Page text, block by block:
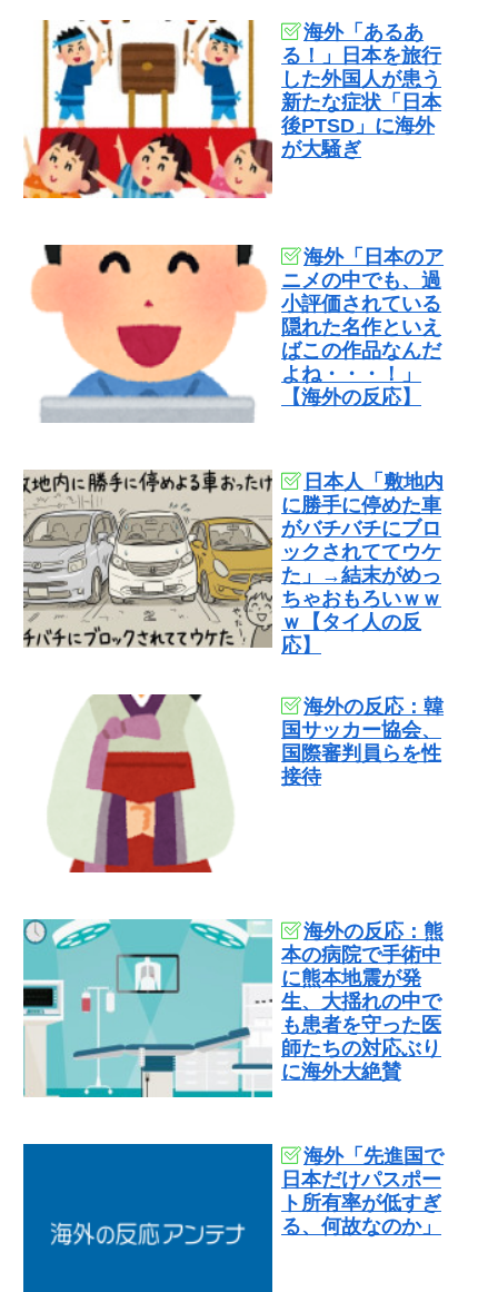
海外「あるあ
る！」日本を旅行
した外国人が患う
新たな症状「日本
後PTSD」に海外
が大騒ぎ
海外「日本のア
ニメの中でも、過
小評価されている
隠れた名作といえ
ばこの作品なんだ
よね・・・！」
【海外の反応】
日本人「敷地内
に勝手に停めた車
がバチバチにブロ
ックされててウケ
た」→結末がめっ
ちゃおもろいｗｗ
ｗ【タイ人の反
応】
海外の反応：韓
国サッカー協会、
国際審判員らを性
接待
海外の反応：熊
本の病院で手術中
に熊本地震が発
生、大揺れの中で
も患者を守った医
師たちの対応ぶり
に海外大絶賛
海外「先進国で
日本だけパスポー
ト所有率が低すぎ
る、何故なのか」